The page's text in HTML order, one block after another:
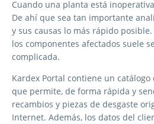
Cuando una planta está
De ahí que sea tan importante
y sus causas lo más rápido
los componentes afectados suele
complicada.
Kardex Portal contiene un
que permite, de forma rápida y
recambios y piezas de desgaste
Internet. Además, los datos del